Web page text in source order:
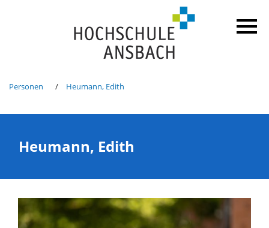
Personen Heumann, Edith
Heumann, Edith